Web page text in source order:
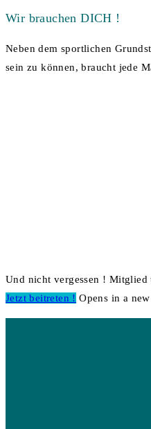
Wir brauchen DICH !
Neben dem sportlichen
sein zu können, braucht jede
Und nicht vergessen !
Jetzt beitreten ! Opens in a